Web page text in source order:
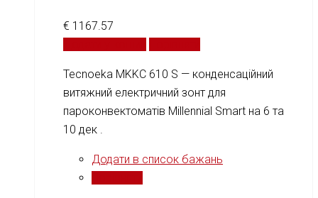
€ 1167.57
Tecnoeka MKKC 610 S — конденсаційний
витяжний електричний зонт для
пароконвектоматів Millennial Smart на 6 та
10 дек .
Додати в список бажань